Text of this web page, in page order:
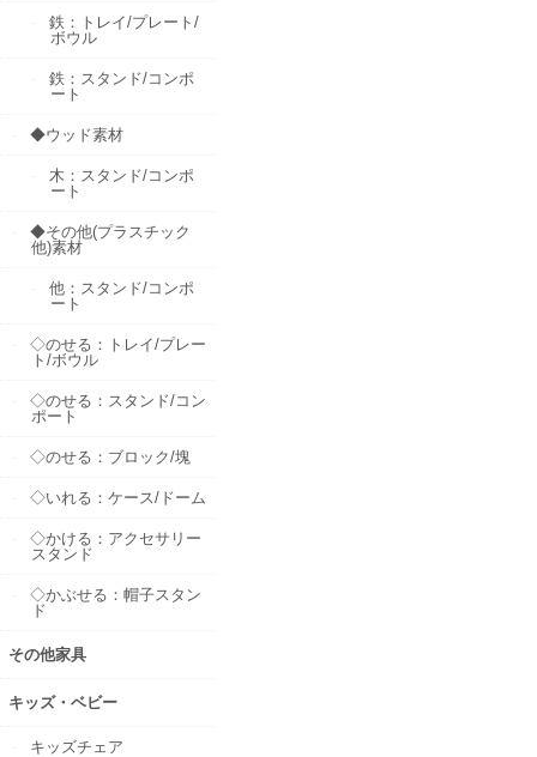
鉄：トレイ/プレート/
ボウル
鉄：スタンド/コンポ
ート
◆ウッド素材
木：スタンド/コンポ
ート
◆その他(プラスチック
他)素材
他：スタンド/コンポ
ート
◇のせる：トレイ/プレー
ト/ボウル
◇のせる：スタンド/コン
ポート
◇のせる：ブロック/塊
◇いれる：ケース/ドーム
◇かける：アクセサリー
スタンド
◇かぶせる：帽子スタン
ド
その他家具
キッズ・ベビー
キッズチェア